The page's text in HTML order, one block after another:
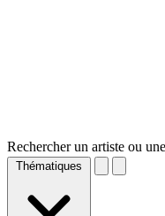
Rechercher un artiste ou
Thématiques